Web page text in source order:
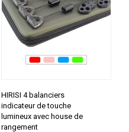
HIRISI 4 balanciers
indicateur de touche
lumineux avec house de
rangement